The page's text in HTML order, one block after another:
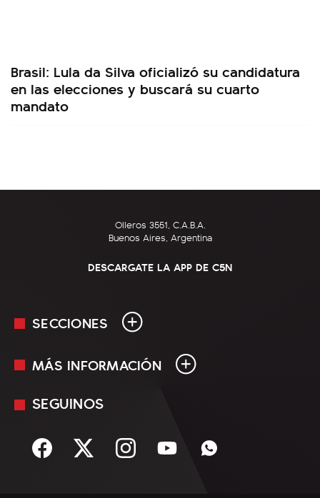
Brasil: Lula da Silva oficializó su candidatura
en las elecciones y buscará su cuarto
mandato
Olleros 3551, C.A.B.A.
Buenos Aires, Argentina
DESCARGATE LA APP DE C5N
SECCIONES
En Vivo
Sociedad
MÁS INFORMACIÓN
Mediakit
Términos y condiciones
SEGUINOS